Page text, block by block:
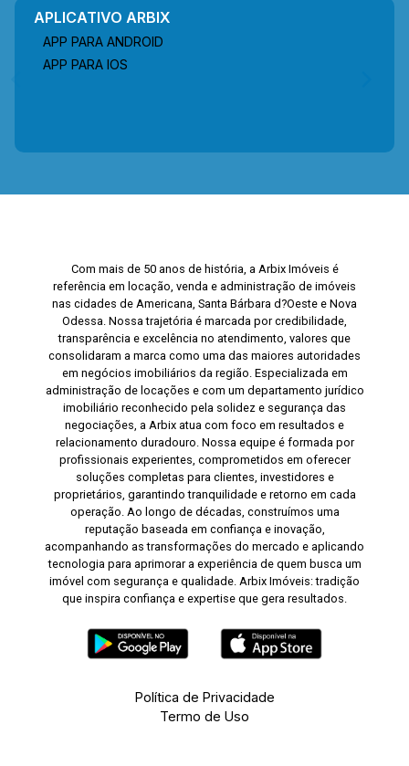
APLICATIVO ARBIX
APP PARA ANDROID
APP PARA IOS
Com mais de 50 anos de história, a Arbix Imóveis é
referência em locação, venda e administração de imóveis
nas cidades de Americana, Santa Bárbara d?Oeste e Nova
Odessa. Nossa trajetória é marcada por credibilidade,
transparência e excelência no atendimento, valores que
consolidaram a marca como uma das maiores autoridades
em negócios imobiliários da região. Especializada em
administração de locações e com um departamento jurídico
imobiliário reconhecido pela solidez e segurança das
negociações, a Arbix atua com foco em resultados e
relacionamento duradouro. Nossa equipe é formada por
profissionais experientes, comprometidos em oferecer
soluções completas para clientes, investidores e
proprietários, garantindo tranquilidade e retorno em cada
operação. Ao longo de décadas, construímos uma
reputação baseada em confiança e inovação,
acompanhando as transformações do mercado e aplicando
tecnologia para aprimorar a experiência de quem busca um
imóvel com segurança e qualidade. Arbix Imóveis: tradição
que inspira confiança e expertise que gera resultados.
Política de Privacidade
Termo de Uso